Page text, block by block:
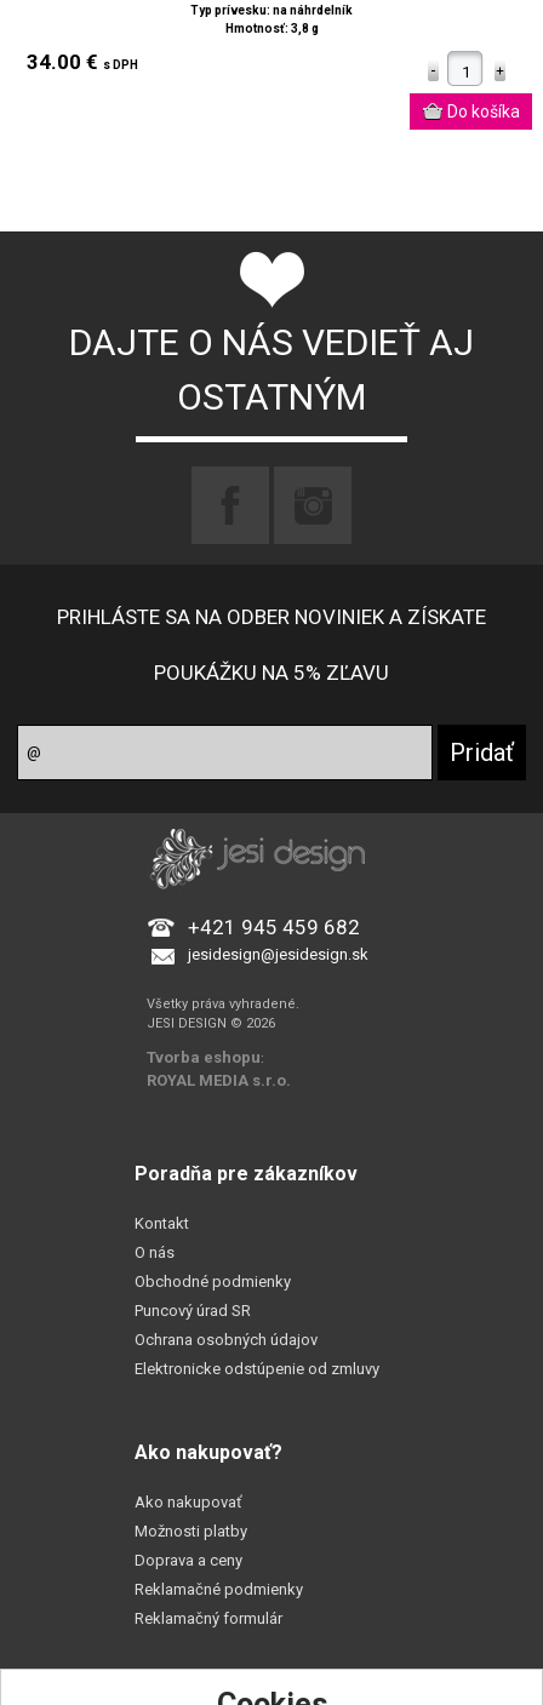
Typ prívesku: na náhrdelník
Hmotnosť: 3,8 g
34.00 € s DPH
DAJTE O NÁS VEDIEŤ AJ
OSTATNÝM
PRIHLÁSTE SA NA ODBER NOVINIEK A ZÍSKATE
POUKÁŽKU NA 5% ZĽAVU
+421 945 459 682
jesidesign@jesidesign.sk
Všetky práva vyhradené.
JESI DESIGN © 2026
Tvorba eshopu:
ROYAL MEDIA s.r.o.
Poradňa pre zákazníkov
Kontakt
O nás
Obchodné podmienky
Puncový úrad SR
Ochrana osobných údajov
Elektronicke odstúpenie od zmluvy
Ako nakupovať?
Ako nakupovať
Možnosti platby
Doprava a ceny
Reklamačné podmienky
Reklamačný formulár